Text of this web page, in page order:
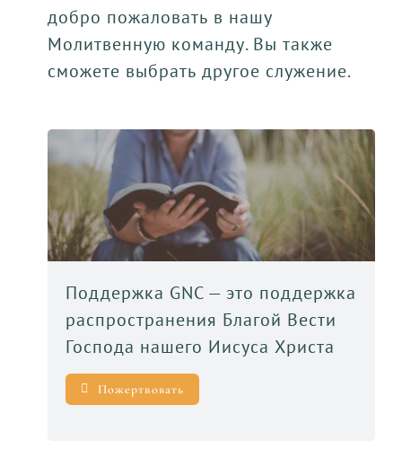
добро пожаловать в нашу
Молитвенную команду. Вы также
сможете выбрать другое служение.
Поддержка GNC — это поддержка
распространения Благой Вести
Господа нашего Иисуса Христа
Пожертвовать